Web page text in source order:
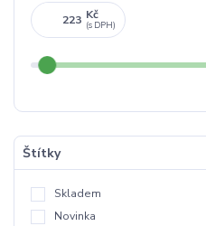
Kč
Štítky
Skladem
Novinka